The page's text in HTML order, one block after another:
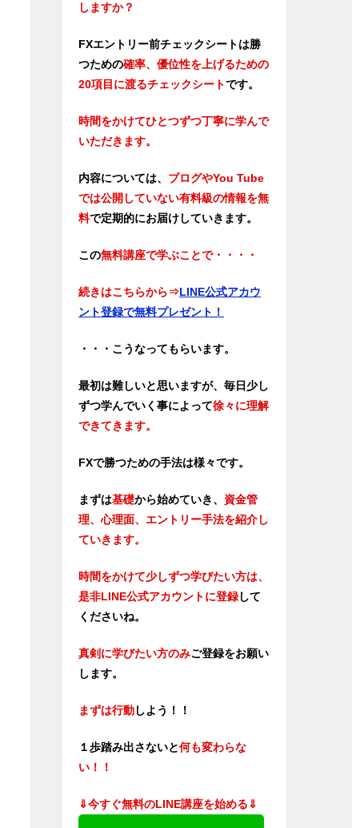
しますか？
FXエントリー前チェックシートは勝
つための確率、優位性を上げるための
20項目に渡るチェックシートです。
時間をかけてひとつずつ丁寧に学んで
いただきます。
内容については、 ブログやYou Tube
では公開していない有料級の情報を無
料で定期的にお届けしていきます。
この無料講座で学ぶことで・・・・
続きはこちらから⇒LINE公式アカウ
ント登録で無料プレゼント！
・・・こうなってもらいます。
最初は難しいと思いますが、毎日少し
ずつ学んでいく事によって徐々に理解
できてきます。
FXで勝つための手法は様々です。
まずは基礎から始めていき、 資金管
理、心理面、エントリー手法を紹介し
ていきます。
時間をかけて少しずつ学びたい方は、
是非LINE公式アカウントに登録して
くださいね。
真剣に学びたい方のみご登録をお願い
します。
まずは行動しよう！！
１歩踏み出さないと何も変わらな
い！！
⇓今すぐ無料のLINE講座を始める⇓